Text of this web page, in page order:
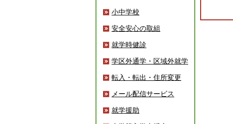
小中学校
安全安心の取組
就学時健診
学区外通学・区域外就学
転入・転出・住所変更
メール配信サービス
就学援助